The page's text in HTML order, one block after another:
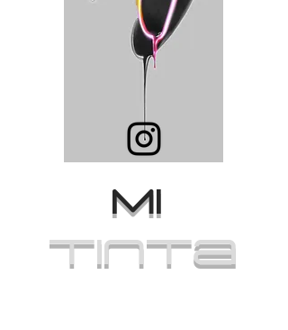
MI
Tinta